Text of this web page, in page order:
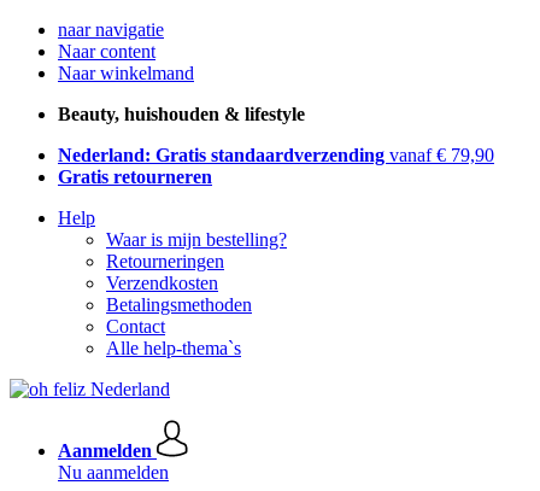
naar navigatie
Naar content
Naar winkelmand
Beauty, huishouden & lifestyle
Nederland: Gratis standaardverzending vanaf € 79,90
Gratis retourneren
Help
Waar is mijn bestelling?
Retourneringen
Verzendkosten
Betalingsmethoden
Contact
Alle help-thema`s
Aanmelden
Nu aanmelden